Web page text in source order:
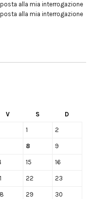
alla mia interrogazione
alla mia interrogazione
V S D
1 2
8 9
15 16
22 23
29 30